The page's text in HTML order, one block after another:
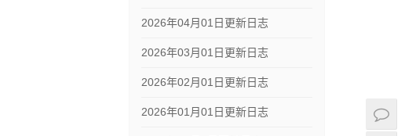
2026年04月01日更新日志
2026年03月01日更新日志
2026年02月01日更新日志
2026年01月01日更新日志